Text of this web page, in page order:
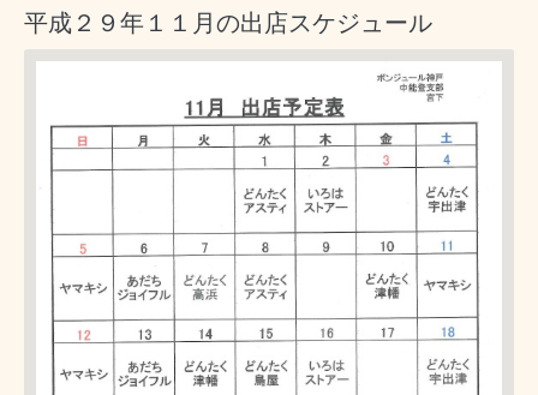
平成２９年１１月の出店スケジュール